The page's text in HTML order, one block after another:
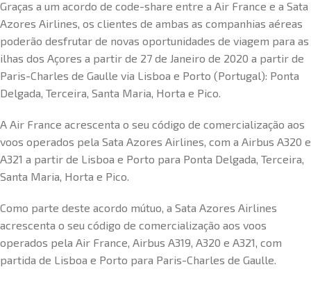
Graças a um acordo de code-share entre a Air France e a Sata
Azores Airlines, os clientes de ambas as companhias aéreas
poderão desfrutar de novas oportunidades de viagem para as
ilhas dos Açores a partir de 27 de Janeiro de 2020 a partir de
Paris-Charles de Gaulle via Lisboa e Porto (Portugal): Ponta
Delgada, Terceira, Santa Maria, Horta e Pico.
A Air France acrescenta o seu código de comercialização aos
voos operados pela Sata Azores Airlines, com a Airbus A320 e
A321 a partir de Lisboa e Porto para Ponta Delgada, Terceira,
Santa Maria, Horta e Pico.
Como parte deste acordo mútuo, a Sata Azores Airlines
acrescenta o seu código de comercialização aos voos
operados pela Air France, Airbus A319, A320 e A321, com
partida de Lisboa e Porto para Paris-Charles de Gaulle.